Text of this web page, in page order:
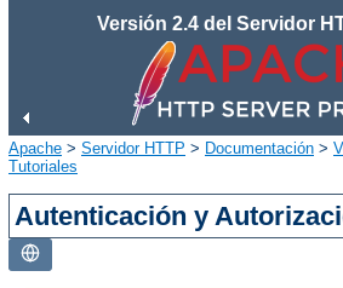
Versión 2.4 del Servidor
Apache > Servidor HTTP > Documentación >
Tutoriales
Autenticación y